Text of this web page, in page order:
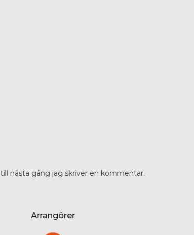
nästa gång jag skriver en kommentar.
Arrangörer